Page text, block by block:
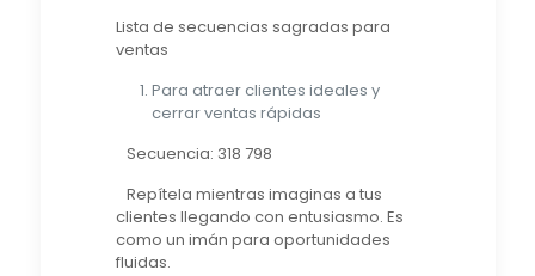
Lista de secuencias sagradas para
ventas
Para atraer clientes ideales y
cerrar ventas rápidas
Secuencia: 318 798
Repítela mientras imaginas a tus
clientes llegando con entusiasmo. Es
como un imán para oportunidades
fluidas.